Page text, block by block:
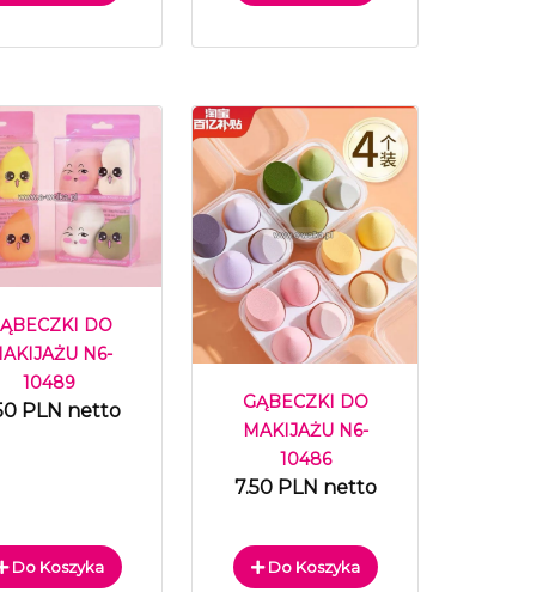
DO
N6-
10489
PLN netto
Do Koszyka
GĄBECZKI DO
MAKIJAŻU N6-
10486
7.50 PLN netto
Do Koszyka